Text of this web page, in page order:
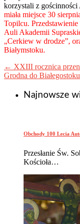
korzystali z
miała miejsce 30
Topilcu.
Auli Akademii
„Cerkiew w drodze”,
Białymstoku.
← XXIII rocznica
Grodna do Białegostoku
Najnowsze
Obchody 100 Lecia
Przesłanie Św.
Kościoła…